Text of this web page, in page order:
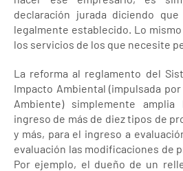
declaración jurada diciendo
legalmente establecido. Lo
los servicios de los que necesite
La reforma al reglamento del
Impacto Ambiental (impulsada
Ambiente) simplemente
ingreso de más de diez tipos de
y más, para el ingreso a
evaluación las modificaciones de
Por ejemplo, el dueño de un